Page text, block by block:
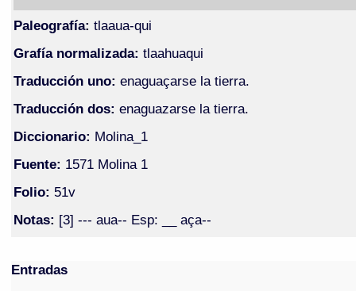
Paleografía: tlaaua-qui
Grafía normalizada: tlaahuaqui
Traducción uno: enaguaçarse la tierra.
Traducción dos: enaguazarse la tierra.
Diccionario: Molina_1
Fuente: 1571 Molina 1
Folio: 51v
Notas: [3] --- aua-- Esp: __ aça--
Entradas